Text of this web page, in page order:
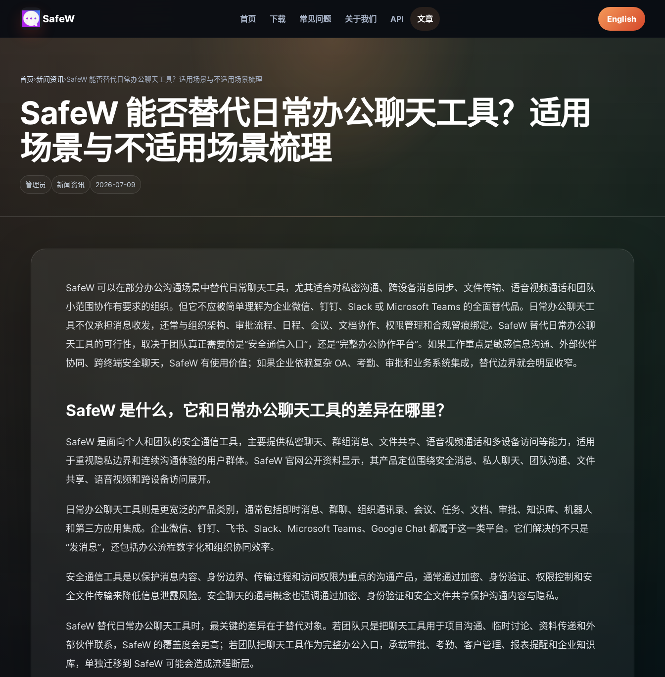
SafeW 首页 下载 常见问题 关于我们 API 文章 English
首页›新闻资讯›SafeW 能否替代日常办公聊天工具？适用场景与不适用场景梳理
SafeW 能否替代日常办公聊天工具？适用
场景与不适用场景梳理
管理员 新闻资讯 2026-07-09
SafeW 可以在部分办公沟通场景中替代日常聊天工具，尤其适合对私密沟通、跨设备消息同步、文件传输、语音视频通话和团队
小范围协作有要求的组织。但它不应被简单理解为企业微信、钉钉、Slack 或 Microsoft Teams 的全面替代品。日常办公聊天工
具不仅承担消息收发，还常与组织架构、审批流程、日程、会议、文档协作、权限管理和合规留痕绑定。SafeW 替代日常办公聊
天工具的可行性，取决于团队真正需要的是“安全通信入口”，还是“完整办公协作平台”。如果工作重点是敏感信息沟通、外部伙伴
协同、跨终端安全聊天，SafeW 有使用价值；如果企业依赖复杂 OA、考勤、审批和业务系统集成，替代边界就会明显收窄。
SafeW 是什么，它和日常办公聊天工具的差异在哪里？
SafeW 是面向个人和团队的安全通信工具，主要提供私密聊天、群组消息、文件共享、语音视频通话和多设备访问等能力，适用
于重视隐私边界和连续沟通体验的用户群体。SafeW 官网公开资料显示，其产品定位围绕安全消息、私人聊天、团队沟通、文件
共享、语音视频和跨设备访问展开。
日常办公聊天工具则是更宽泛的产品类别，通常包括即时消息、群聊、组织通讯录、会议、任务、文档、审批、知识库、机器人
和第三方应用集成。企业微信、钉钉、飞书、Slack、Microsoft Teams、Google Chat 都属于这一类平台。它们解决的不只是
“发消息”，还包括办公流程数字化和组织协同效率。
安全通信工具是以保护消息内容、身份边界、传输过程和访问权限为重点的沟通产品，通常通过加密、身份验证、权限控制和安
全文件传输来降低信息泄露风险。安全聊天的通用概念也强调通过加密、身份验证和安全文件共享保护沟通内容与隐私。
SafeW 替代日常办公聊天工具时，最关键的差异在于替代对象。若团队只是把聊天工具用于项目沟通、临时讨论、资料传递和外
部伙伴联系，SafeW 的覆盖度会更高；若团队把聊天工具作为完整办公入口，承载审批、考勤、客户管理、报表提醒和企业知识
库，单独迁移到 SafeW 可能会造成流程断层。